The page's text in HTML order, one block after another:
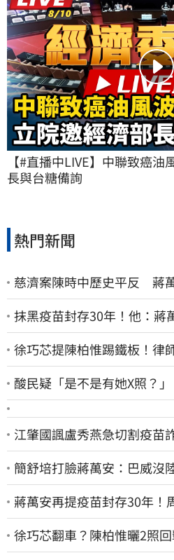
【#直播中LIVE】中聯致癌
長與台糖備詢
熱門新聞
慈濟案陳時中歷史平反 蔣
抹黑疫苗封存30年！他：蔣
徐巧芯提陳柏惟踢鐵板！律
酸民疑「是不是有她X照？
江肇國諷盧秀燕急切割疫苗
簡舒培打臉蔣萬安：巴威沒
蔣萬安再提疫苗封存30年！
徐巧芯翻車？陳柏惟曬2照